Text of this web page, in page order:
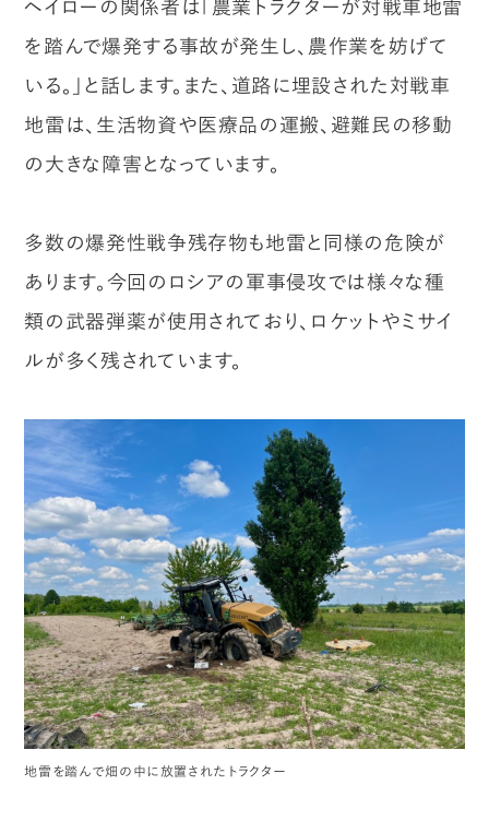
ヘイローの関係者は「農業トラクターが対戦車地雷
を踏んで爆発する事故が発生し、農作業を妨げて
いる。」と話します。また、道路に埋設された対戦車
地雷は、生活物資や医療品の運搬、避難民の移動
の大きな障害となっています。
多数の爆発性戦争残存物も地雷と同様の危険が
あります。今回のロシアの軍事侵攻では様々な種
類の武器弾薬が使用されており、ロケットやミサイ
ルが多く残されています。
地雷を踏んで畑の中に放置されたトラクター